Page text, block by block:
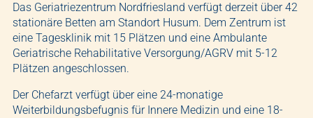
Das Geriatriezentrum Nordfriesland verfügt derzeit über 42
stationäre Betten am Standort Husum. Dem Zentrum ist
eine Tagesklinik mit 15 Plätzen und eine Ambulante
Geriatrische Rehabilitative Versorgung/AGRV mit 5-12
Plätzen angeschlossen.
Der Chefarzt verfügt über eine 24-monatige
Weiterbildungsbefugnis für Innere Medizin und eine 18-